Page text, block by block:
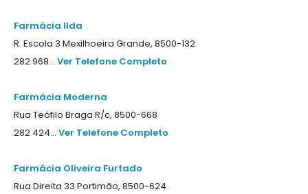
Farmácia Ilda
R. Escola 3 Mexilhoeira Grande, 8500-132
282 968... Ver Telefone Completo
Farmácia Moderna
Rua Teófilo Braga R/c, 8500-668
282 424... Ver Telefone Completo
Farmácia Oliveira Furtado
Rua Direita 33 Portimão, 8500-624